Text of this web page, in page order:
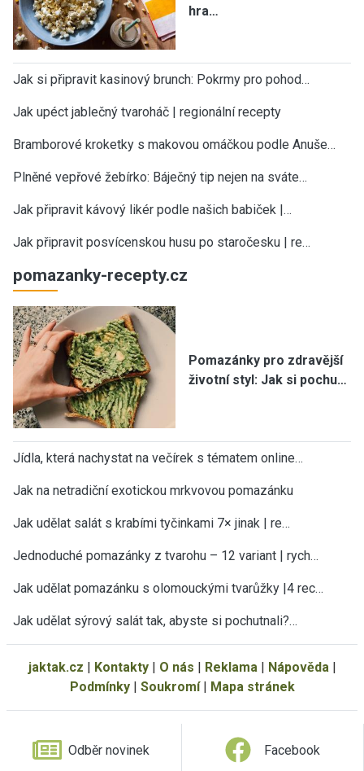
návod.
Všechny nové recepty, sezónní rady, tipy a návody
najdete v pravidelném JakTak zpravodaji ve své e-
mailové schránce. ZDARMA.
Vaše e-mailová adresa
hra…
Jak si připravit kasinový brunch: Pokrmy pro pohod…
Jak upéct jablečný tvaroháč | regionální recepty
Bramborové kroketky s makovou omáčkou podle Anuše…
Plněné vepřové žebírko: Báječný tip nejen na sváte…
Jak připravit kávový likér podle našich babiček |…
Jak připravit posvícenskou husu po staročesku | re…
pomazanky-recepty.cz
Pomazánky pro zdravější
životní styl: Jak si pochu…
Jídla, která nachystat na večírek s tématem online…
Jak na netradiční exotickou mrkvovou pomazánku
Jak udělat salát s krabími tyčinkami 7× jinak | re…
Jednoduché pomazánky z tvarohu – 12 variant | rych…
Jak udělat pomazánku s olomouckými tvarůžky |4 rec…
Jak udělat sýrový salát tak, abyste si pochutnali?…
jaktak.cz | Kontakty| O nás | Reklama| Nápověda|
Podmínky| Soukromí| Mapa stránek
Odběr novinek Facebook